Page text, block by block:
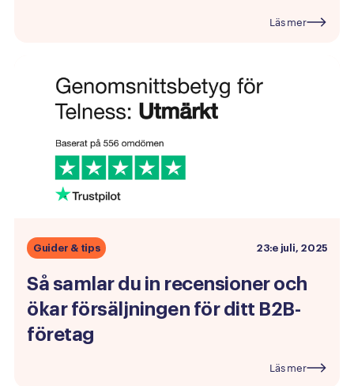
Läs mer
Guider & tips 23:e juli, 2025
Så samlar du in recensioner och
ökar försäljningen för ditt B2B-
företag
Läs mer